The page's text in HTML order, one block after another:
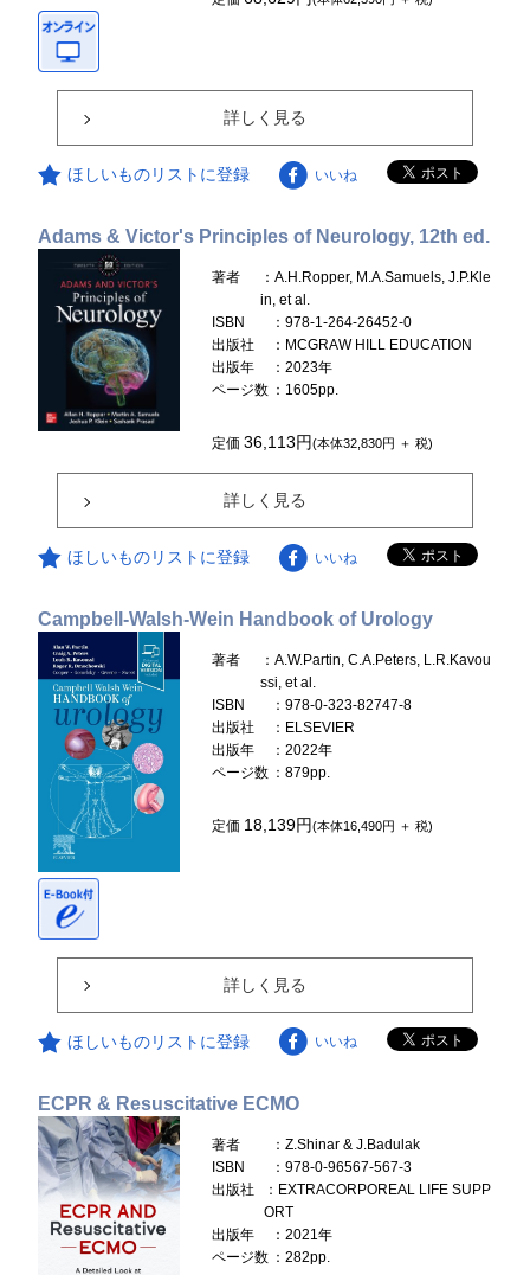
詳しく見る
ほしいものリストに登録 いいね
Adams & Victor's Principles of Neurology, 12th ed.
著者
：A.H.Ropper, M.A.Samuels, J.P.Kle
in, et al.
ISBN
：978-1-264-26452-0
出版社
：MCGRAW HILL EDUCATION
出版年
：2023年
ページ数 ：1605pp.
定価36,113円(本体32,830円 ＋ 税)
詳しく見る
ほしいものリストに登録 いいね
Campbell-Walsh-Wein Handbook of Urology
著者
：A.W.Partin, C.A.Peters, L.R.Kavou
ssi, et al.
ISBN
：978-0-323-82747-8
出版社
：ELSEVIER
出版年
：2022年
ページ数 ：879pp.
定価 18,139円(本体16,490円 ＋ 税)
詳しく見る
ほしいものリストに登録 いいね
ECPR & Resuscitative ECMO
著者
：Z.Shinar & J.Badulak
ISBN
：978-0-96567-567-3
出版社
：EXTRACORPOREAL LIFE SUPP
ORT
出版年
：2021年
ページ数 ：282pp.